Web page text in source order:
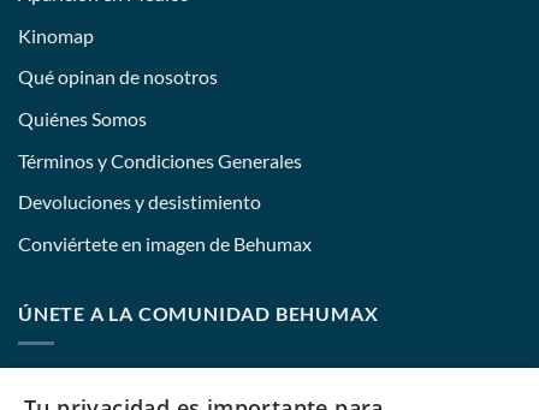
Kinomap
Qué opinan de nosotros
Quiénes Somos
Términos y Condiciones Generales
Devoluciones y desistimiento
Conviértete en imagen de Behumax
ÚNETE A LA COMUNIDAD BEHUMAX